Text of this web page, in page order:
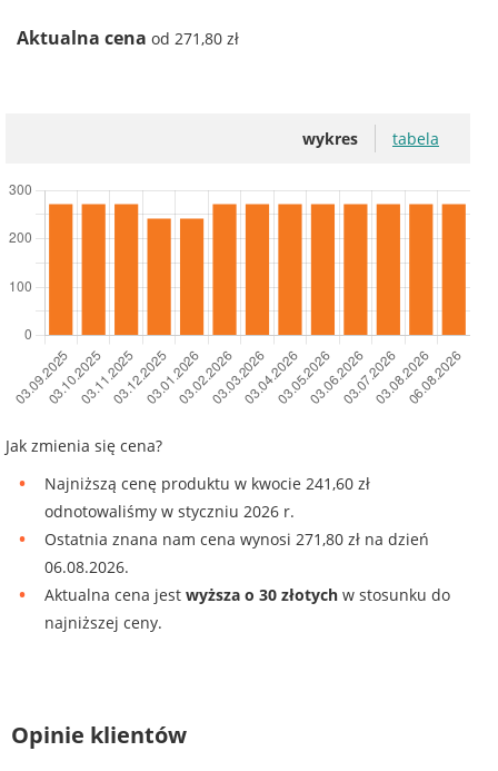
Aktualna cena od 271,80 zł
wykres tabela
Jak zmienia się cena?
Najniższą cenę produktu w kwocie 241,60 zł
odnotowaliśmy w styczniu 2026 r.
Ostatnia znana nam cena wynosi 271,80 zł na dzień
06.08.2026.
Aktualna cena jest wyższa o 30 złotych w stosunku do
najniższej ceny.
Opinie klientów